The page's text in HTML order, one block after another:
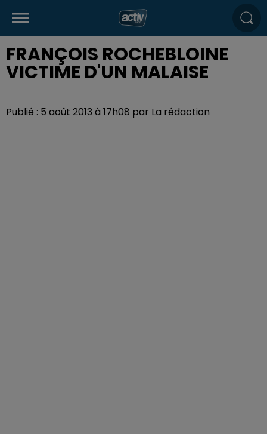
FRANÇOIS ROCHEBLOINE
VICTIME D'UN MALAISE
Publié : 5 août 2013 à 17h08 par La rédaction